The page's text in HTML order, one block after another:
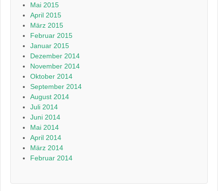
Mai 2015
April 2015
März 2015
Februar 2015
Januar 2015
Dezember 2014
November 2014
Oktober 2014
September 2014
August 2014
Juli 2014
Juni 2014
Mai 2014
April 2014
März 2014
Februar 2014